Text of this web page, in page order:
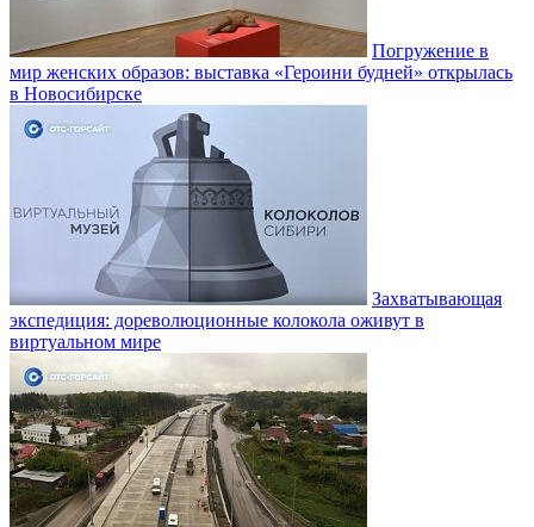
Погружение в
мир женских образов: выставка «Героини будней» открылась
в Новосибирске
Захватывающая
экспедиция: дореволюционные колокола оживут в
виртуальном мире